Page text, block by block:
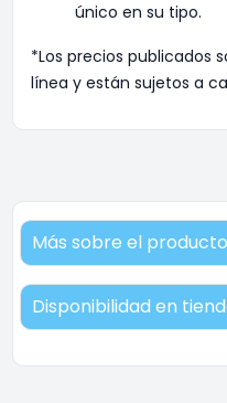
único en su tipo.
*Los precios publicados
línea y están sujetos a
Más sobre el producto
Disponibilidad en